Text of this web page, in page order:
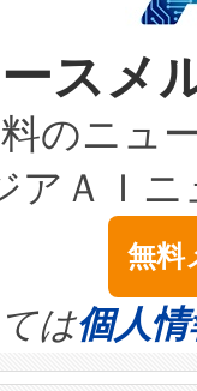
あります
ルかか
）であ
6,000万
は、フェ
な電力容
ます。こ
SLA）違
よるダウ
ンターが
a
for AI
battery
により、
ディテー
出
を搭載。
すること
では、
、これ
ース
のニュ
アＡＩ
無料
は個人